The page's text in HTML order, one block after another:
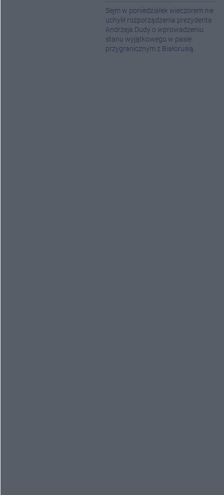
Sejm w poniedziałek wieczorem nie
uchylił rozporządzenia prezydenta
Andrzeja Dudy o wprowadzeniu
stanu wyjątkowego w pasie
przygranicznym z Białorusią.